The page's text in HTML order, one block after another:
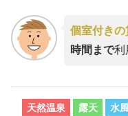
個室付きの
時間まで利
天然温泉 露天 水